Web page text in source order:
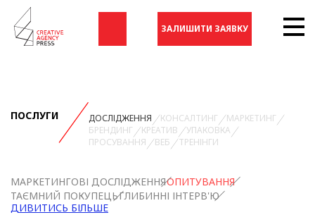
ЗАЛИШИТИ ЗАЯВКУ
ПОСЛУГИ ДОСЛІДЖЕННЯ КОНСАЛТИНГ
МАРКЕТИНГ
БРЕНДИНГ
КРЕАТИВ
УПАКОВКА
ПРОСУВАННЯ
ВЕБ ТРЕНІНГИ
МАРКЕТИНГОВІ ДОСЛІДЖЕННЯОПИТУВАННЯ
ТАЄМНИЙ ПОКУПЕЦЬГЛИБИННІ ІНТЕРВ'Ю
ДИВИТИСЬ БІЛЬШЕ